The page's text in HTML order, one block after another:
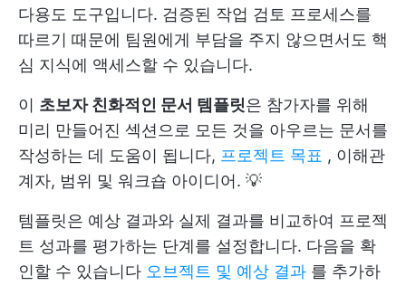
다용도 도구입니다. 검증된 작업 검토 프로세스를
따르기 때문에 팀원에게 부담을 주지 않으면서도 핵
심 지식에 액세스할 수 있습니다.
이 초보자 친화적인 문서 템플릿은 참가자를 위해
미리 만들어진 섹션으로 모든 것을 아우르는 문서를
작성하는 데 도움이 됩니다, 프로젝트 목표 , 이해관
계자, 범위 및 워크숍 아이디어. 💡
템플릿은 예상 결과와 실제 결과를 비교하여 프로젝
트 성과를 평가하는 단계를 설정합니다. 다음을 확
인할 수 있습니다 오브젝트 및 예상 결과 를 추가하